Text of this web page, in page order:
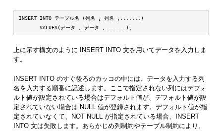
INSERT INTO テーブル名 (列名 , 列名 ,.......)
       VALUES(データ , データ ,.......);
上に示す構文のように INSERT INTO 文を用いてデータを入力しま
す。
INSERT INTO のすぐ後ろのカッコの中には、データを入力する列
名を入力する順番に記述します。ここで指定されない列にはデフォ
ルト値が設定されている場合はデフォルト値が、デフォルト値が設
定されていない場合は NULL 値が登録されます。デフォルト値が指
定されていなくて、NOT NULL が指定されている場合、INSERT
INTO 文は失敗します。あらかじめ列制約やテーブル制約により、